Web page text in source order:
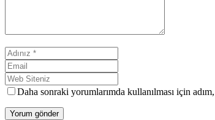
Daha sonraki yorumlarımda kullanılması için